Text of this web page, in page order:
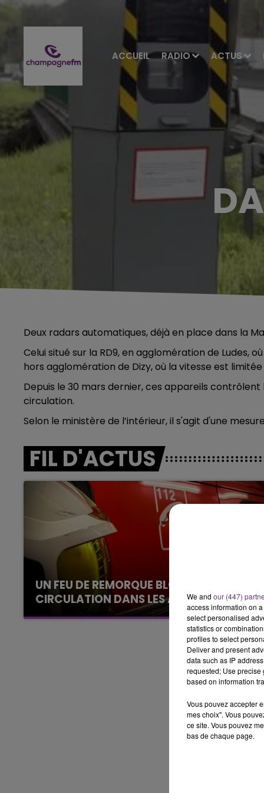
ACCUEIL RADIO ACTUS
5h00 - 6h00
LE BEST OF DE LA FAMILLE
CHAMPAGNE FM
Deux radars automatiques, déjà en place dans la
Celui situé sur la RD9, en agglomération de Ludes,
hors agglomération de Dizy, où la vitesse est
Depuis le 30 mars dernier, ces appareils contrôlent
circulation.
Selon le ministère de l’intérieur, il s'agit d'une
FIL D'ACTUS
UN FEU DE REMORQUE BLOQUE LA
CIRCULATION DANS LES ARDENNES
Un feu de remorque s'est déclaré ce mercredi
We and our (447)
access information on
select personalised
statistics or
profiles to select
Deliver and present
data such as IP
requested; Use precise
based on information
Vous pouvez accepter
mes choix". Vous
ce site. Vous pouvez
bas de chaque page.